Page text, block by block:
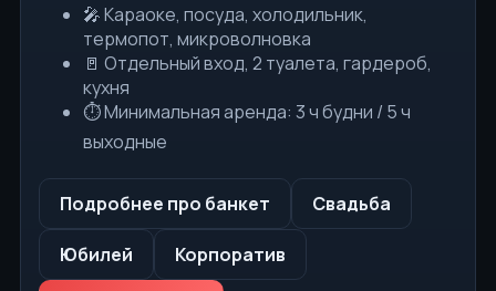
🎤 Караоке, посуда, холодильник,
термопот, микроволновка
🚪 Отдельный вход, 2 туалета, гардероб,
кухня
⏱ Минимальная аренда: 3 ч будни / 5 ч
выходные
Подробнее про банкет Свадьба
Юбилей Корпоратив